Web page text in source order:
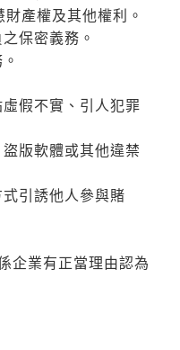
產權及其他權利。
保密義務。
假不實、引人犯罪
版軟體或其他違禁
引誘他人參與賭
企業有正當理由認為